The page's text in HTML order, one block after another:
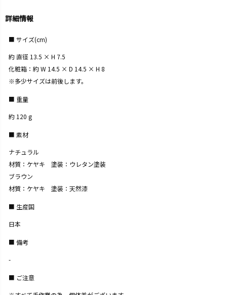
詳細情報
サイズ(cm)
約 直径 13.5 × H 7.5
化粧箱：約 W 14.5 × D 14.5 × H 8
※多少サイズは前後します。
重量
約 120 g
素材
ナチュラル
材質：ケヤキ 塗装：ウレタン塗装
ブラウン
材質：ケヤキ 塗装：天然漆
生産国
日本
備考
-
ご注意